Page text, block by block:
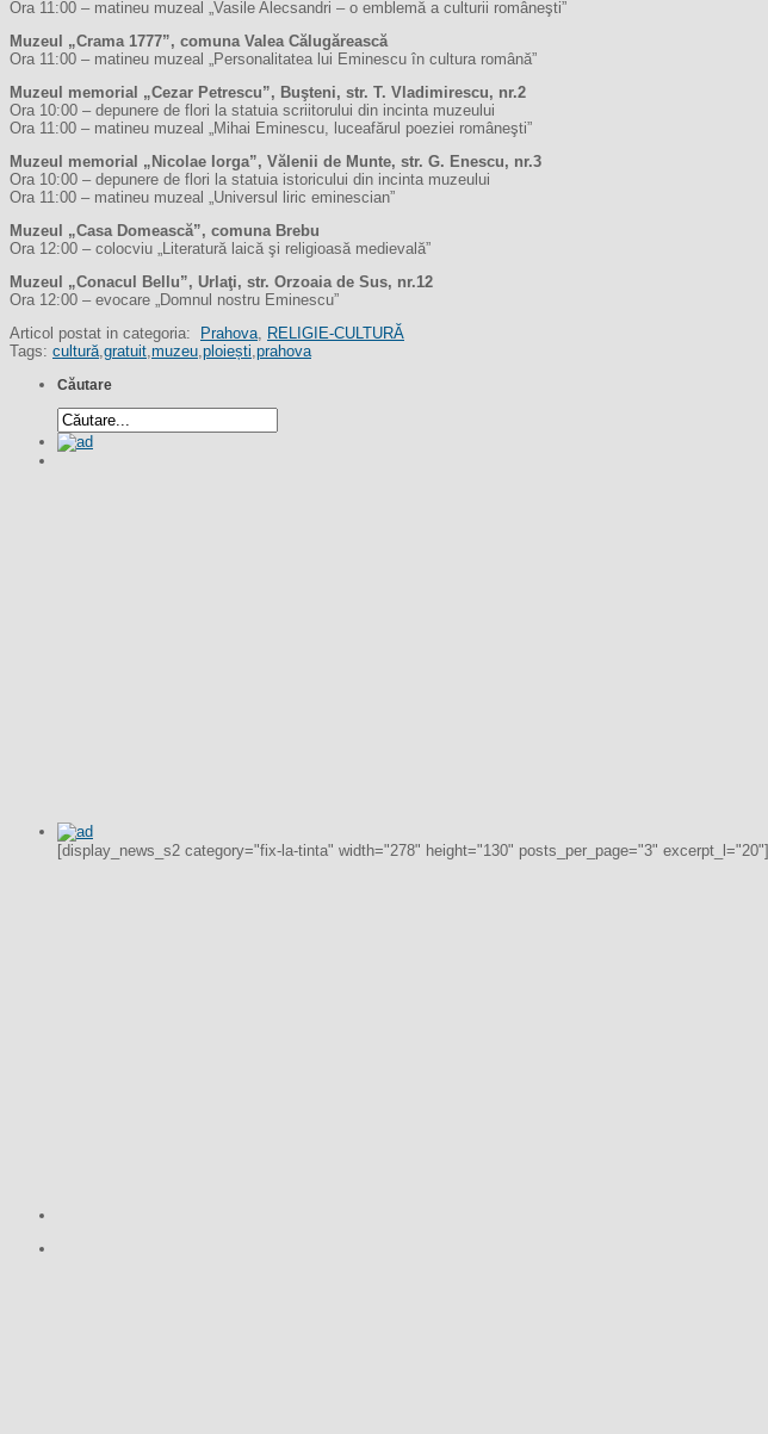
Ora 11:00 – matineu muzeal „Vasile Alecsandri – o emblemă a culturii româneşti”
Muzeul „Crama 1777”, comuna Valea Călugărească
Ora 11:00 – matineu muzeal „Personalitatea lui Eminescu în cultura română”
Muzeul memorial „Cezar Petrescu”, Buşteni, str. T. Vladimirescu, nr.2
Ora 10:00 – depunere de flori la statuia scriitorului din incinta muzeului
Ora 11:00 – matineu muzeal „Mihai Eminescu, luceafărul poeziei româneşti”
Muzeul memorial „Nicolae Iorga”, Vălenii de Munte, str. G. Enescu, nr.3
Ora 10:00 – depunere de flori la statuia istoricului din incinta muzeului
Ora 11:00 – matineu muzeal „Universul liric eminescian”
Muzeul „Casa Domească”, comuna Brebu
Ora 12:00 – colocviu „Literatură laică şi religioasă medievală”
Muzeul „Conacul Bellu”, Urlaţi, str. Orzoaia de Sus, nr.12
Ora 12:00 – evocare „Domnul nostru Eminescu”
Articol postat in categoria:
Prahova, RELIGIE-CULTURĂ
Tags: cultură,gratuit,muzeu,ploiești,prahova
Căutare
[display_news_s2 category="fix-la-tinta" width="278" height="130" posts_per_page="3" excerpt_l="20"]